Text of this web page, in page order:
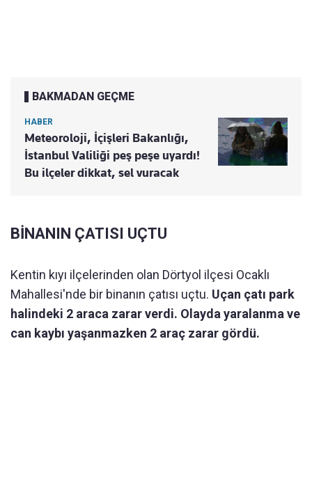
BAKMADAN GEÇME
HABER
Meteoroloji, İçişleri Bakanlığı,
İstanbul Valiliği peş peşe uyardı!
Bu ilçeler dikkat, sel vuracak
BİNANIN ÇATISI UÇTU
Kentin kıyı ilçelerinden olan Dörtyol ilçesi Ocaklı
Mahallesi'nde bir binanın çatısı uçtu. Uçan çatı park
halindeki 2 araca zarar verdi. Olayda yaralanma ve
can kaybı yaşanmazken 2 araç zarar gördü.